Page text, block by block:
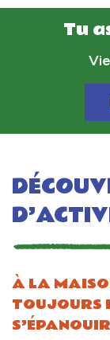
Tu
À LA
TOUJOURS